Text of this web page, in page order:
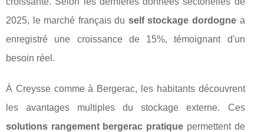
2025, le marché français du self stockage dordogne a
enregistré une croissance de 15%, témoignant d'un
besoin réel.
À Creysse comme à Bergerac, les habitants découvrent
les avantages multiples du stockage externe. Ces
solutions rangement bergerac pratique permettent de